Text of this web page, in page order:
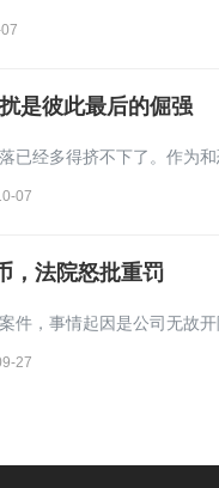
是彼此最后的倔强
07
，法院怒批重罚
27